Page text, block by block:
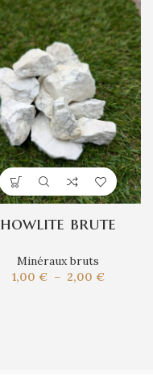
howlite brute
Minéraux bruts
1,00 € – 2,00 €Plage